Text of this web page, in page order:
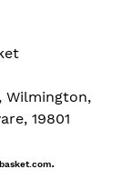
Wilmington,
19801
.